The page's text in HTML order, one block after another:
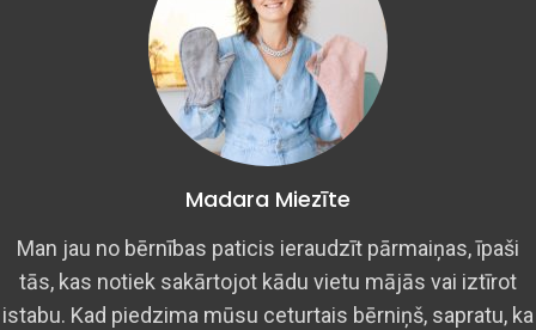
Madara Miezīte
Man jau no bērnības paticis ieraudzīt pārmaiņas, īpaši
tās, kas notiek sakārtojot kādu vietu mājās vai iztīrot
istabu. Kad piedzima mūsu ceturtais bērniņš, sapratu, ka